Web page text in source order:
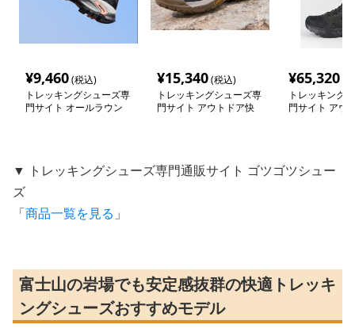
¥9,460(税込)
トレッキングシューズ専
門サイト オールラウン
¥15,340(税込)
トレッキングシューズ専
門サイト アウトドア快
¥65,320
トレッキング
門サイト アウ
▼ トレッキングシューズ専門通販サイト ゴツゴツシュー
ズ
「商品一覧を見る 」
富士山の岩場でも安定感抜群の快適トレッキ
ングシューズおすすめモデル